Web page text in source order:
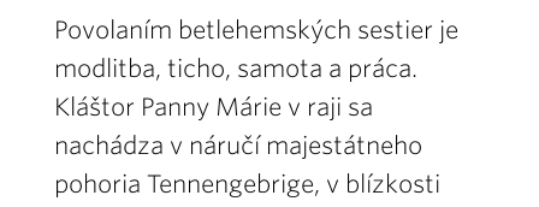
Povolaním betlehemských sestier je
modlitba, ticho, samota a práca.
Kláštor Panny Márie v raji sa
nachádza v náručí majestátneho
pohoria Tennengebrige, v blízkosti